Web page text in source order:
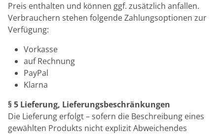
Preis enthalten und können ggf. zusätzlich anfallen.
Verbrauchern stehen folgende Zahlungsoptionen zur
Verfügung:
Vorkasse
auf Rechnung
PayPal
Klarna
§ 5 Lieferung, Lieferungsbeschränkungen
Die Lieferung erfolgt – sofern die Beschreibung eines
gewählten Produkts nicht explizit Abweichendes